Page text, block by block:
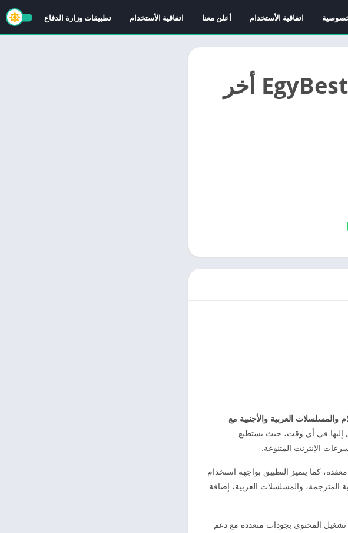
اتفاقية الأستخدام أعلن معنا اتفاقية الأستخدام تطبيقات وزارة الدفاع
تحميل تطبيق ايجي بست لايت EgyBest Lite أخر
والمسلسلات العربية والأجنبية مع
إليها في أي وقت، حيث يستطيع
الإنترنت المتنوعة.
كما يتميز التطبيق بواجهة استخدام
المترجمة، والمسلسلات العربية، إضافة
المحتوى بجودات متعددة مع دعم